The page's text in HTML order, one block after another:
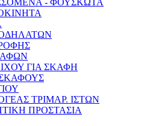
- ΦΟΥΣΚΩΤΑ
ΓΙΑ ΣΚΑΦΗ
ΤΡΙΜΑΡ. ΙΣΤΩΝ
ΠΡΟΣΤΑΣΙΑ